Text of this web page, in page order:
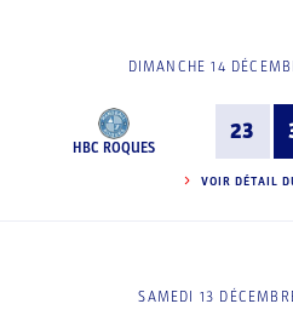
DIMANCHE 14
HBC ROQUES
23
VOIR DÉTAIL
SAMEDI 13